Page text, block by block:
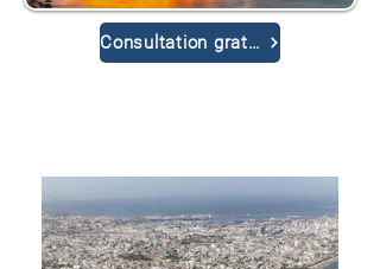
Consultation gratuite